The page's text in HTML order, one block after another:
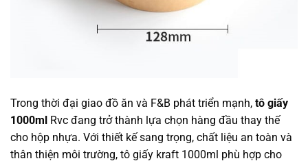
Trong thời đại giao đồ ăn và F&B phát triển mạnh, tô giấy
1000ml Rvc đang trở thành lựa chọn hàng đầu thay thế
cho hộp nhựa. Với thiết kế sang trọng, chất liệu an toàn và
thân thiện môi trường, tô giấy kraft 1000ml phù hợp cho